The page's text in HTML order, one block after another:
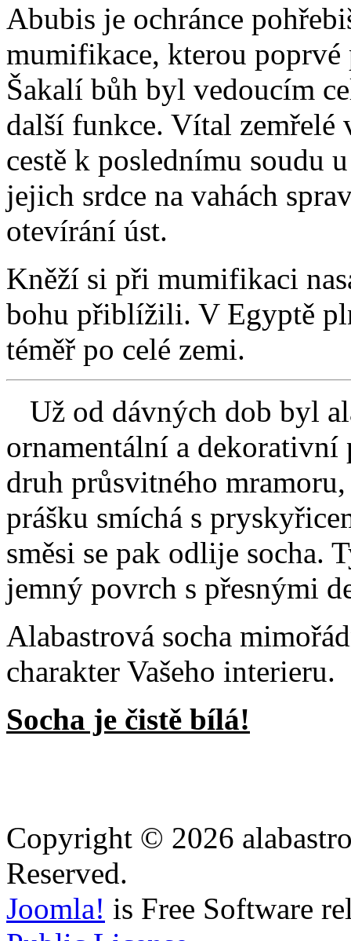
Abubis je ochránce
mumifikace, kterou
Šakalí bůh byl vedoucím
další funkce. Vítal zemřelé
cestě k poslednímu soudu
jejich srdce na vahách
otevírání úst.
Kněží si při mumifikaci
bohu přiblížili. V Egyptě
téměř po celé zemi.
Už od dávných dob byl
ornamentální a dekorativní
druh průsvitného
prášku smíchá s
směsi se pak odlije socha.
jemný povrch s přesnými
Alabastrová socha
charakter Vašeho interieru.
Socha je čistě bílá!
Copyright © 2026
Reserved.
Joomla! is Free Software